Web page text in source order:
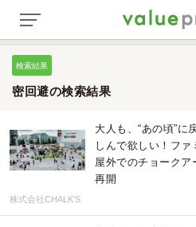
検索結果
密回避の検索結果
大人も、“あの頃”に
しんで欲しい！ファ
屋外でのチョークア
再開
株式会社CHALK'S